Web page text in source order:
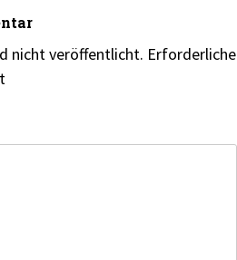
nicht veröffentlicht. Erforderliche